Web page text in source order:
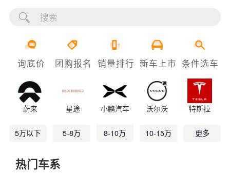
询底价 团购报名 销量排行 新车上市 条件选车
蔚来 星途 小鹏汽车 沃尔沃 特斯拉
5万以下 5-8万 8-10万 10-15万 更多
热门车系